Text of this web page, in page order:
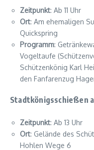
Zeitpunkt: Ab 11 Uhr
Ort: Am ehemaligen
Quickspring
Programm:
Vogeltaufe
Schützenkönig Karl
den Fanfarenzug
Stadtkönigsschießen
Zeitpunkt: Ab 13 Uhr
Ort: Gelände des
Hohlen Wege 6